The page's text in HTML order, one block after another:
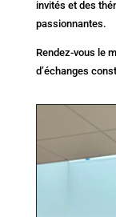
invités et des
passionnantes.
Rendez-vous le
d’échanges